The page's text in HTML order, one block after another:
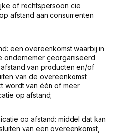
of rechtspersoon die
afstand aan consumenten
een overeenkomst waarbij in
ondernemer georganiseerd
van producten en/of
van de overeenkomst
wordt van één of meer
op afstand;
op afstand: middel dat kan
van een overeenkomst,